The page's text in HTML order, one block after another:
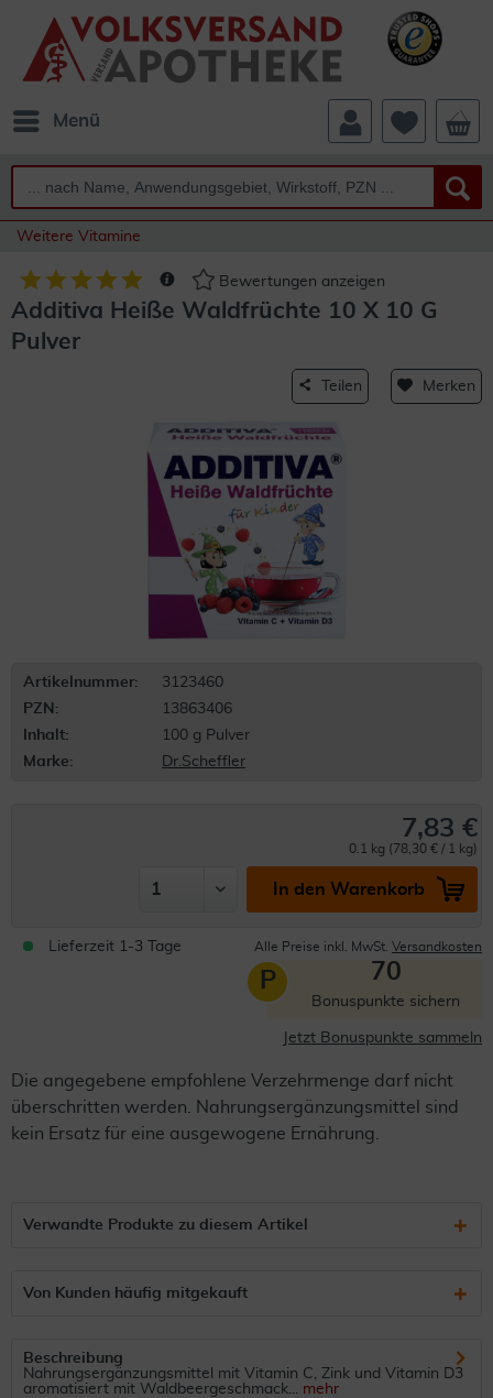
Menü
Weitere Vitamine
Bewertungen anzeigen
Additiva Heiße Waldfrüchte 10 X 10 G
Pulver
Teilen Merken
Artikelnummer:
3123460
PZN:
13863406
Inhalt:
100 g Pulver
Marke:
Dr.Scheffler
7,83 €
0.1 kg (78,30 € / 1 kg)
In den Warenkorb
Lieferzeit 1-3 Tage Alle Preise inkl. MwSt. Versandkosten
P 70
Bonuspunkte sichern
Jetzt Bonuspunkte sammeln
Die angegebene empfohlene Verzehrmenge darf nicht
überschritten werden. Nahrungsergänzungsmittel sind
kein Ersatz für eine ausgewogene Ernährung.
Verwandte Produkte zu diesem Artikel
Von Kunden häufig mitgekauft
Beschreibung
Nahrungsergänzungsmittel mit Vitamin C, Zink und Vitamin D3
aromatisiert mit Waldbeergeschmack... mehr